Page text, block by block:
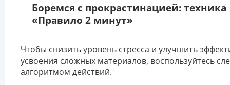
Боремся с прокрастинацией: техника
«Правило 2 минут»
Чтобы снизить уровень стресса и улучшить
усвоения сложных материалов, воспользуйтесь
алгоритмом действий.